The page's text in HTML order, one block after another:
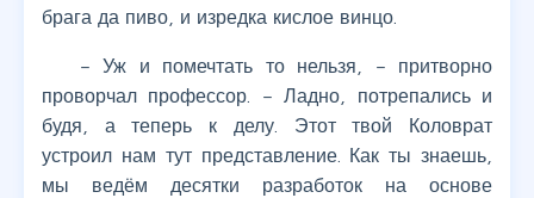
брага да пиво, и изредка кислое винцо.
– Уж и помечтать то нельзя, – притворно
проворчал профессор. – Ладно, потрепались и
будя, а теперь к делу. Этот твой Коловрат
устроил нам тут представление. Как ты знаешь,
мы ведём десятки разработок на основе